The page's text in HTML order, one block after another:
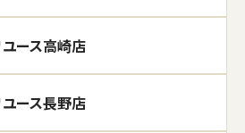
ユース高崎店
ユース長野店